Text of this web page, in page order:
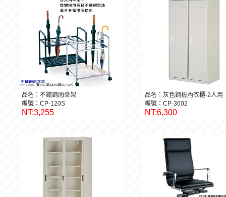
品名：不鏽鋼雨傘架
編號：CP-120S
NT:3,255
品名：灰色鋼板內衣櫃-2人用
編號：CP-3602
NT:6,300